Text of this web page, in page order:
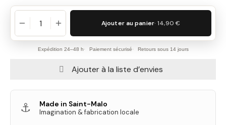
Ajouter au panier· 14,90 €
Expédition 24–48 h Paiement sécurisé Retours sous 14 jours
Ajouter à la liste d’envies
⚓ Made in Saint-Malo
Imagination & fabrication locale